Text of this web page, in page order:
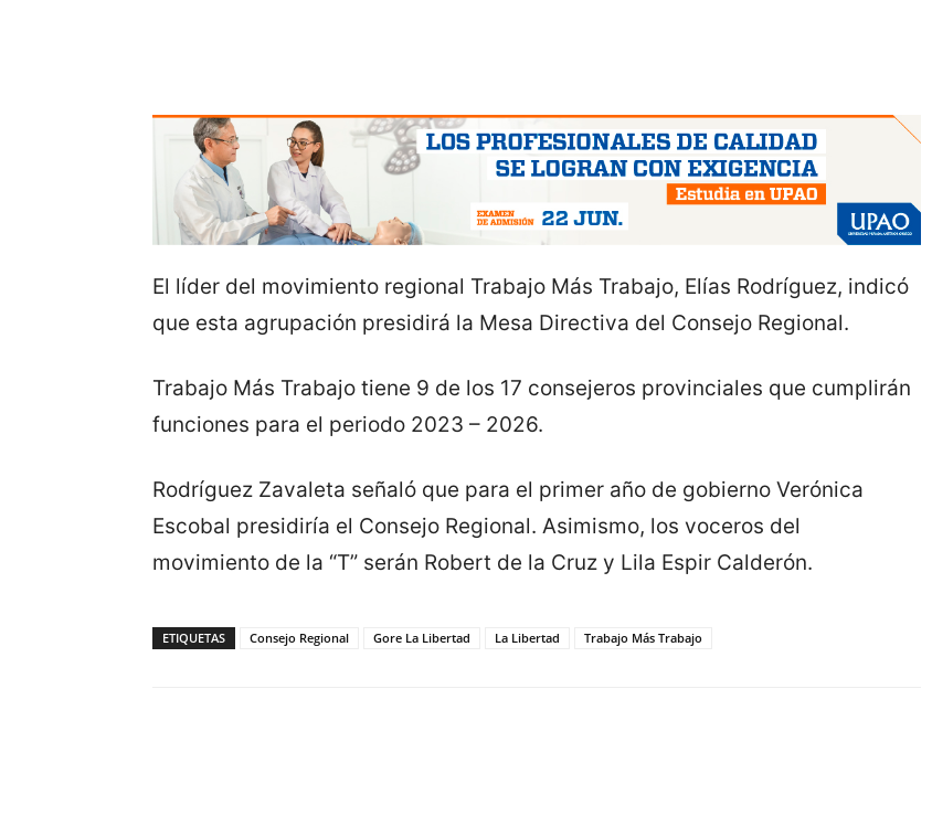
El líder del movimiento regional Trabajo Más Trabajo, Elías Rodríguez, indicó
que esta agrupación presidirá la Mesa Directiva del Consejo Regional.
Trabajo Más Trabajo tiene 9 de los 17 consejeros provinciales que cumplirán
funciones para el periodo 2023 – 2026.
Rodríguez Zavaleta señaló que para el primer año de gobierno Verónica
Escobal presidiría el Consejo Regional. Asimismo, los voceros del
movimiento de la “T” serán Robert de la Cruz y Lila Espir Calderón.
ETIQUETAS Consejo Regional Gore La Libertad La Libertad Trabajo Más Trabajo